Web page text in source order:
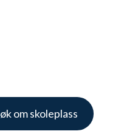
om skoleplass